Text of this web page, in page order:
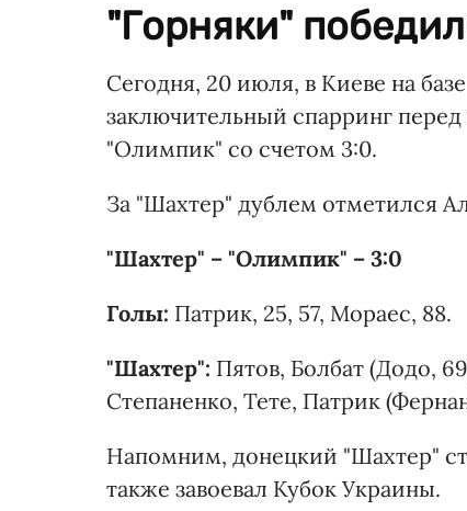
"Горняки"
Сегодня, 20 июля, в Киеве на
заключительный спарринг
"Олимпик" со счетом 3:0.
За "Шахтер" дублем отметился
"Шахтер" – "Олимпик" – 3:0
Голы: Патрик, 25, 57, Мораес, 88.
"Шахтер": Пятов, Болбат (Додо,
Степаненко, Тете, Патрик
Напомним, донецкий "Шахтер"
также завоевал Кубок Украины.